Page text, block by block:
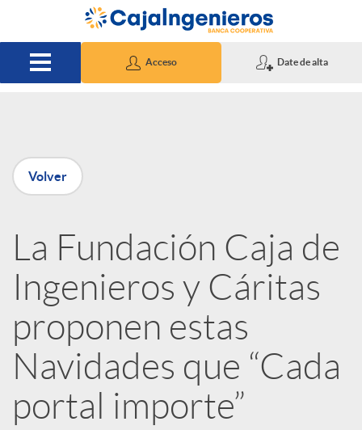
Saltar al contenido principal
Acceso Date de alta
P
u
b
l
i
c
Volver
La Fundación Caja de
Ingenieros y Cáritas
proponen estas
Navidades que “Cada
portal importe”